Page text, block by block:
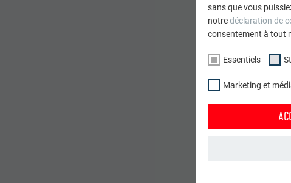
sans que vous
notredéclaration de
consentement à tout
Essentiels
Marketing et